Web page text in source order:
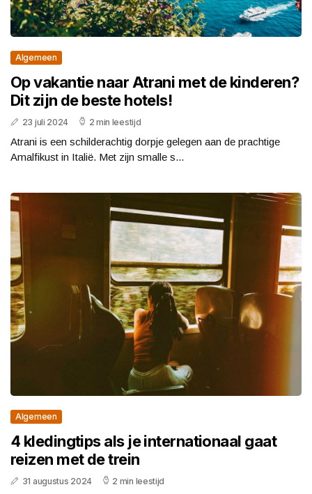
Algemeen
Op vakantie naar Atrani met de kinderen?
Dit zijn de beste hotels!
23 juli 2024 2 min leestijd
Atrani is een schilderachtig dorpje gelegen aan de prachtige
Amalfikust in Italië. Met zijn smalle s...
Algemeen
4 kledingtips als je internationaal gaat
reizen met de trein
31 augustus 2024 2 min leestijd